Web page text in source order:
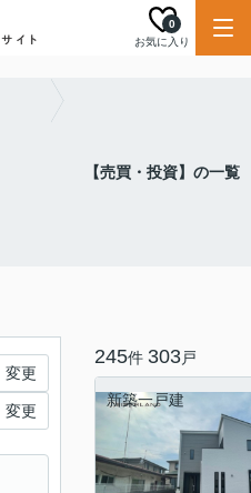
お気に入り
0
【売買・投資】の一覧
245件 303戸
新築一戸建
変更
変更